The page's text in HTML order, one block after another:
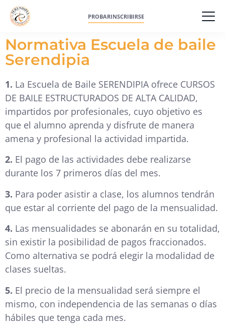
PROBARINSCRIBIRSE
Normativa Escuela de baile
Serendipia
1. La Escuela de Baile SERENDIPIA ofrece CURSOS
DE BAILE ESTRUCTURADOS DE ALTA CALIDAD,
impartidos por profesionales, cuyo objetivo es
que el alumno aprenda y disfrute de manera
amena y profesional la actividad impartida.
2. El pago de las actividades debe realizarse
durante los 7 primeros días del mes.
3. Para poder asistir a clase, los alumnos tendrán
que estar al corriente del pago de la mensualidad.
4. Las mensualidades se abonarán en su totalidad,
sin existir la posibilidad de pagos fraccionados.
Como alternativa se podrá elegir la modalidad de
clases sueltas.
5. El precio de la mensualidad será siempre el
mismo, con independencia de las semanas o días
hábiles que tenga cada mes.